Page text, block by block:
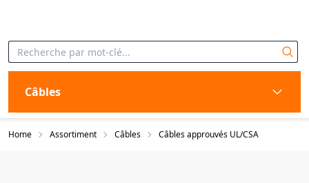
Câbles
Home Assortiment Câbles Câbles approuvés UL/CSA